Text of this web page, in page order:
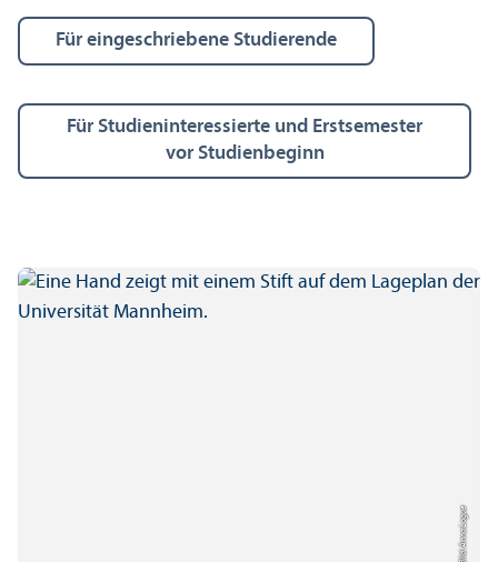
Für eingeschriebene Studierende
Für Studien­interessierte und Erstsemester
vor Studien­beginn
Bild: Anna Logue